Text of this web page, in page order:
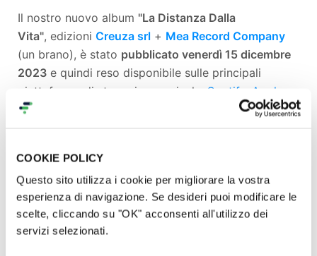
COOKIE POLICY
Questo sito utilizza i cookie per migliorare la vostra
esperienza di navigazione. Se desideri puoi modificare le
scelte, cliccando su "OK" acconsenti all'utilizzo dei
servizi selezionati.
Il nostro nuovo album "La Distanza Dalla
Vita", edizioni Creuza srl + Mea Record Company
(un brano), è stato pubblicato venerdì 15 dicembre
2023 e quindi reso disponibile sulle principali
piattaforme di streaming musicale: Spotify
Apple
Music
ASCOLTA su SPOTIFY
it/track/5caEIP9Ho2mh9lynx8UTOE
Ma è nostra intenzione